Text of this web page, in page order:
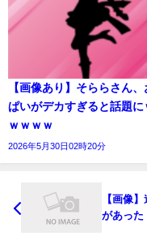
【画像あり】そららさん、
ぱいがデカすぎると話題に
ｗｗｗｗ
2026年5月30日02時20分
【画像
があった